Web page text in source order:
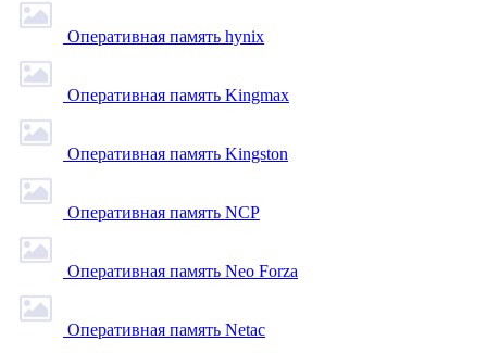
Оперативная память hynix
Оперативная память Kingmax
Оперативная память Kingston
Оперативная память NCP
Оперативная память Neo Forza
Оперативная память Netac